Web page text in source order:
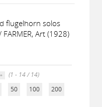
flugelhorn solos
Art (1928)
(1 - 14 / 14)
50 100 200